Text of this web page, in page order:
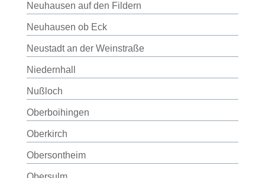
Neuhausen auf den Fildern
Neuhausen ob Eck
Neustadt an der Weinstraße
Niedernhall
Nußloch
Oberboihingen
Oberkirch
Obersontheim